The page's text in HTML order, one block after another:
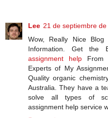
Lee 21 de septiembre
Wow, Really Nice
Information. Get the
assignment help From
Experts of My
Quality organic
Australia. They have a
solve all types of
assignment help service